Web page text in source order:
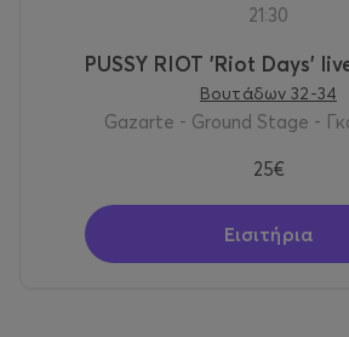
21:30
PUSSY RIOT 'Riot Days'
Βουτάδων 32-34
Gazarte - Ground Stage -
25€
Εισιτήρια